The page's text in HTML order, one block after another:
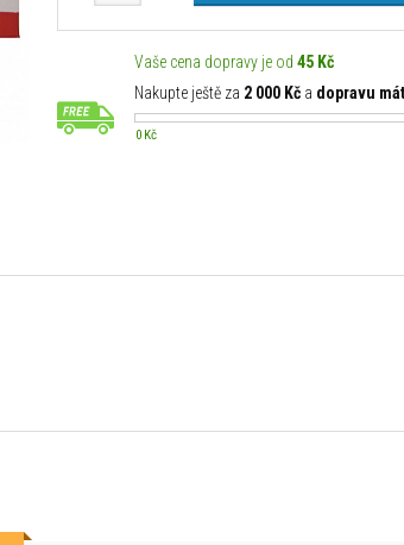
Vaše cena dopravy je od 45 Kč
Nakupte ještě za 2 000 Kča dopravu
0 Kč